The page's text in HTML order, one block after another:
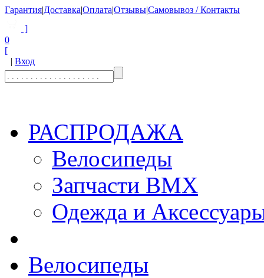
Гарантия|Доставка|Оплата|Отзывы|Самовывоз / Контакты
]
0
[
| Вход
РАСПРОДАЖА
Велосипеды
Запчасти BMX
Одежда и
Велосипеды